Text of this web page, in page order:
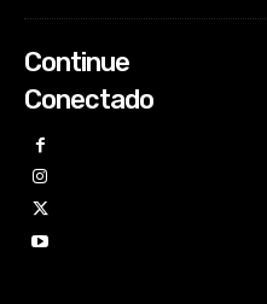
Continue
Conectado